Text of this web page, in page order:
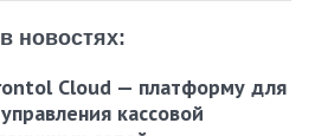
новостях:
Cloud — платформу для
кассовой